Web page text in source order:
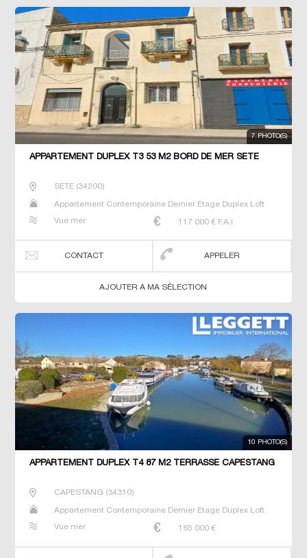
7 PHOTO(S)
APPARTEMENT DUPLEX T3 53 M2 BORD DE MER SETE
SETE(34200)
Appartement Contemporaine Dernier Etage Duplex Loft
Vue mer
117 000 € F.A.I
CONTACT APPELER
AJOUTER A MA SÉLECTION
10 PHOTO(S)
APPARTEMENT DUPLEX T4 87 M2 TERRASSE CAPESTANG
CAPESTANG (34310)
Appartement Contemporaine Dernier Etage Duplex Loft
Vue mer
165 000 €